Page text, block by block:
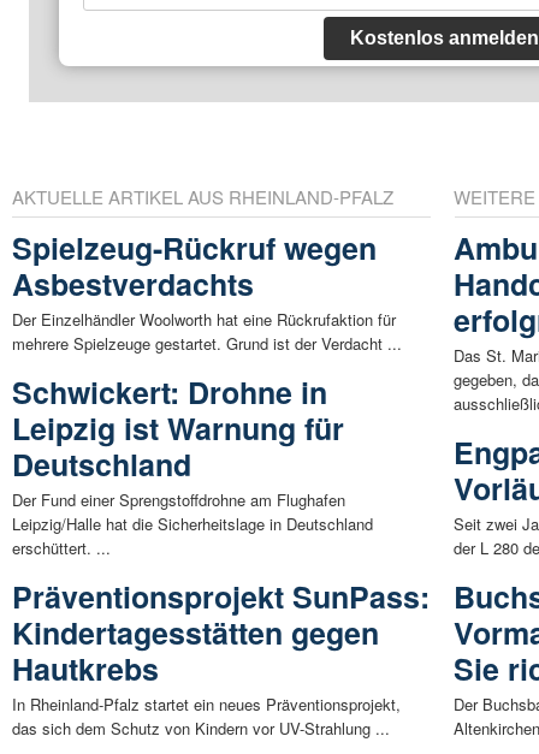
Kostenlos anmelden
AKTUELLE ARTIKEL AUS RHEINLAND-PFALZ
Spielzeug-Rückruf wegen
Asbestverdachts
Der Einzelhändler Woolworth hat eine Rückrufaktion für
mehrere Spielzeuge gestartet. Grund ist der Verdacht ...
Schwickert: Drohne in
Leipzig ist Warnung für
Deutschland
Der Fund einer Sprengstoffdrohne am Flughafen
Leipzig/Halle hat die Sicherheitslage in Deutschland
erschüttert. ...
Präventionsprojekt SunPass:
Kindertagesstätten gegen
Hautkrebs
In Rheinland-Pfalz startet ein neues Präventionsprojekt,
das sich dem Schutz von Kindern vor UV-Strahlung ...
Das St.
gegeben,
Seit zwei
der L 280
Sie
Der